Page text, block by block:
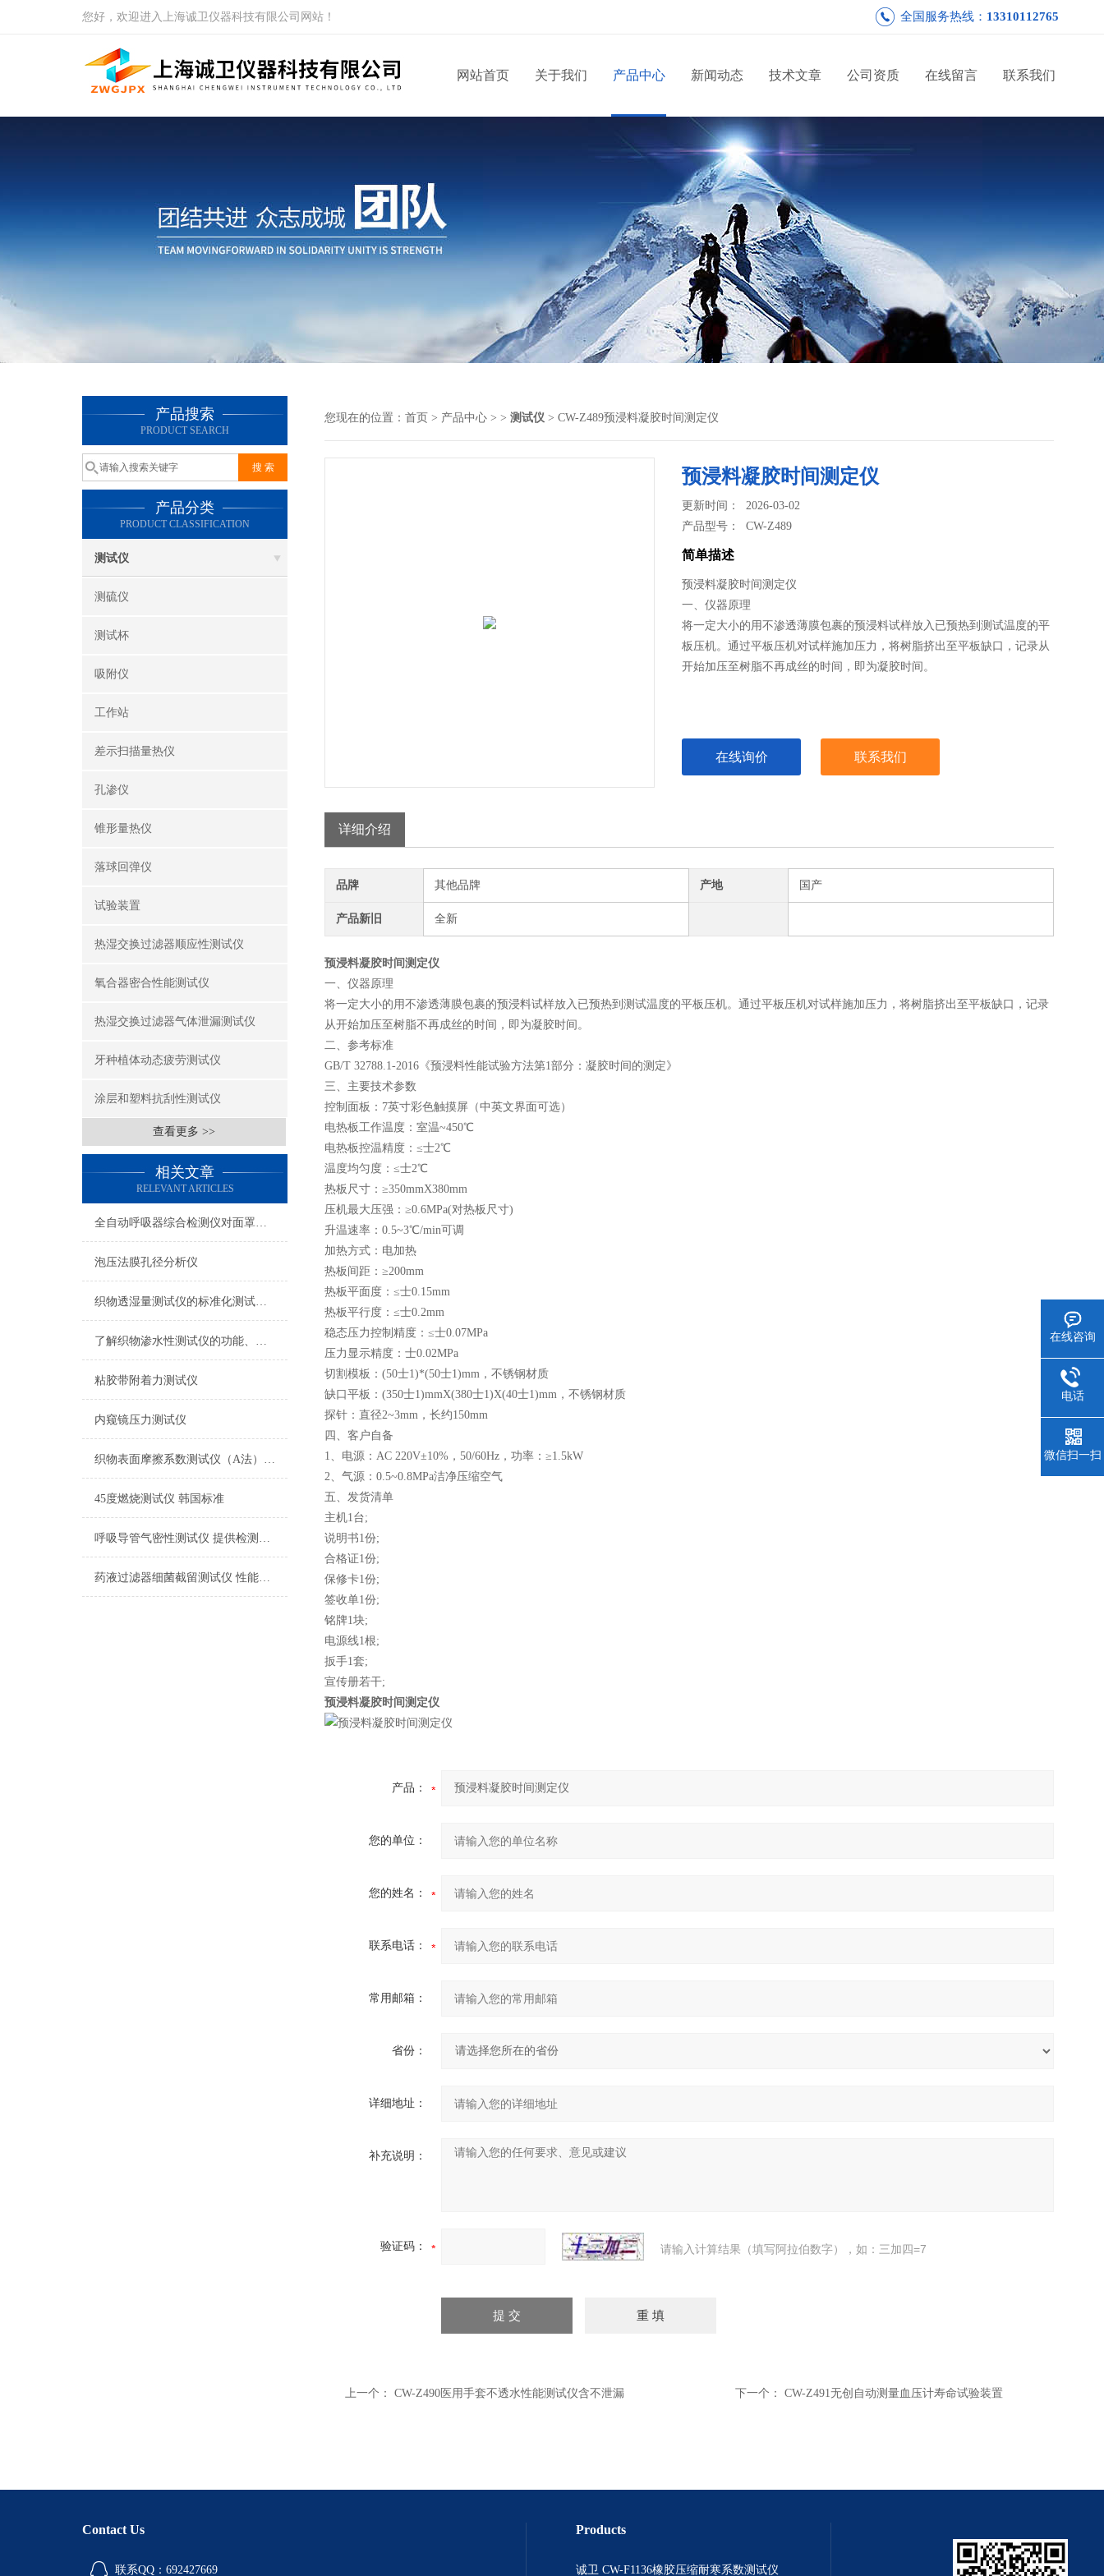
您好，欢迎进入上海诚卫仪器科技有限公司网站！ 全国服务热线： 13310112765
网站首页 关于我们 产品中心 新闻动态 技术文章 公司资质 在线留言 联系我们
产品搜索
PRODUCT SEARCH
产品分类
PRODUCT CLASSIFICATION
测试仪
测硫仪
测试杯
吸附仪
工作站
差示扫描量热仪
孔渗仪
锥形量热仪
落球回弹仪
试验装置
热湿交换过滤器顺应性测试仪
氧合器密合性能测试仪
热湿交换过滤器气体泄漏测试仪
牙种植体动态疲劳测试仪
涂层和塑料抗刮性测试仪
查看更多 >>
相关文章
RELEVANT ARTICLES
全自动呼吸器综合检测仪对面罩泄漏率的定量检测方法
泡压法膜孔径分析仪
织物透湿量测试仪的标准化测试方法与流程介绍
了解织物渗水性测试仪的功能、优势与行业应用
粘胶带附着力测试仪
内窥镜压力测试仪
织物表面摩擦系数测试仪（A法） 检测准确
45度燃烧测试仪 韩国标准
呼吸导管气密性测试仪 提供检测方案
药液过滤器细菌截留测试仪 性能稳定
您现在的位置： 首页 > 产品中心 > > 测试仪 > CW-Z489预浸料凝胶时间测定仪
预浸料凝胶时间测定仪
更新时间： 2026-03-02
产品型号：CW-Z489
简单描述
预浸料凝胶时间测定仪
一、仪器原理
将一定大小的用不渗透薄膜包裹的预浸料试样放入已预热到测试温度的平
板压机。通过平板压机对试样施加压力，将树脂挤出至平板缺口，记录从
开始加压至树脂不再成丝的时间，即为凝胶时间。
在线询价 联系我们
详细介绍
品牌 其他品牌 产地 国产
产品新旧 全新
预浸料凝胶时间测定仪
一、仪器原理
将一定大小的用不渗透薄膜包裹的预浸料试样放入已预热到测试温度的平板压机。通过平板压机对试样施加压力，将树脂挤出至平板缺口，记录
从开始加压至树脂不再成丝的时间，即为凝胶时间。
二、参考标准
GB/T 32788.1-2016《预浸料性能试验方法第1部分：凝胶时间的测定》
三、主要技术参数
控制面板：7英寸彩色触摸屏（中英文界面可选）
电热板工作温度：室温~450℃
电热板控温精度：≤士2℃
温度均匀度：≤士2℃
热板尺寸：≥350mmX380mm
压机最大压强：≥0.6MPa(对热板尺寸)
升温速率：0.5~3℃/min可调
加热方式：电加热
热板间距：≥200mm
热板平面度：≤士0.15mm
热板平行度：≤士0.2mm
稳态压力控制精度：≤士0.07MPa
压力显示精度：士0.02MPa
切割模板：(50士1)*(50士1)mm，不锈钢材质
缺口平板：(350士1)mmX(380士1)X(40士1)mm，不锈钢材质
探针：直径2~3mm，长约150mm
四、客户自备
1、电源：AC 220V±10%，50/60Hz，功率：≥1.5kW
2、气源：0.5~0.8MPa洁净压缩空气
五、发货清单
主机1台;
说明书1份;
合格证1份;
保修卡1份;
签收单1份;
铭牌1块;
电源线1根;
扳手1套;
宣传册若干;
预浸料凝胶时间测定仪
产品：
您的单位：
您的姓名：
联系电话：
常用邮箱：
省份：
详细地址：
补充说明：
验证码： 请输入计算结果（填写阿拉伯数字），如：三加四=7
上一个： CW-Z490医用手套不透水性能测试仪含不泄漏 下一个： CW-Z491无创自动测量血压计寿命试验装置
Contact Us
联系QQ：692427669
Products
诚卫 CW-F1136橡胶压缩耐寒系数测试仪
在线咨询
电话
微信扫一扫